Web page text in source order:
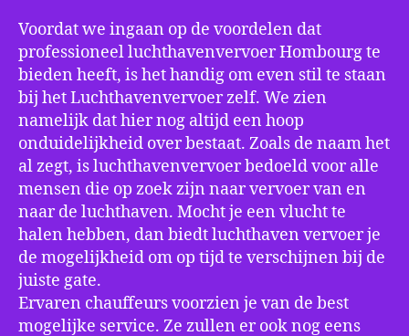
Voordat we ingaan op de voordelen dat
professioneel luchthavenvervoer Hombourg te
bieden heeft, is het handig om even stil te staan
bij het Luchthavenvervoer zelf. We zien
namelijk dat hier nog altijd een hoop
onduidelijkheid over bestaat. Zoals de naam het
al zegt, is luchthavenvervoer bedoeld voor alle
mensen die op zoek zijn naar vervoer van en
naar de luchthaven. Mocht je een vlucht te
halen hebben, dan biedt luchthaven vervoer je
de mogelijkheid om op tijd te verschijnen bij de
juiste gate.
Ervaren chauffeurs voorzien je van de best
mogelijke service. Ze zullen er ook nog eens